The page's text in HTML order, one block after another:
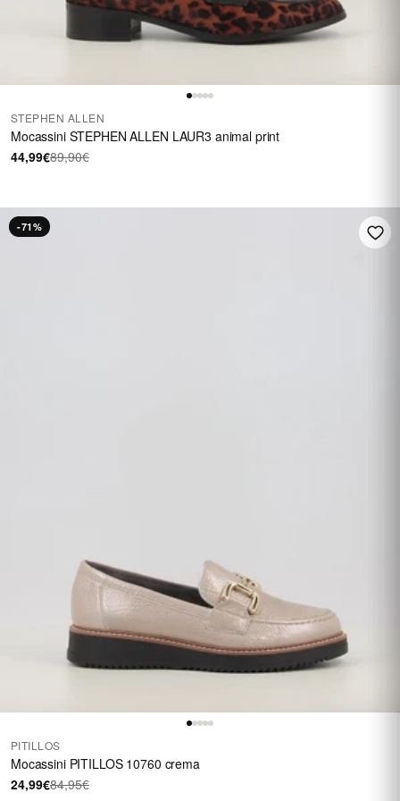
STEPHEN ALLEN
Mocassini STEPHEN ALLEN LAUR3 animal print
44,99€89,90€
-71%
PITILLOS
Mocassini PITILLOS 10760 crema
24,99€84,95€